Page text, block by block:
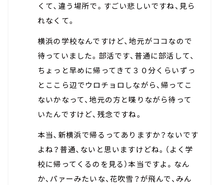
くて、違う場所で。すごい悲しいですね、見ら
れなくて。
横浜の学校なんですけど、地元がココなので
待っていました。部活です、普通に部活して、
ちょっと早めに帰ってきて３０分くらいずっ
とここら辺でウロチョロしながら、帰ってこ
ないかなって、地元の方と喋りながら待って
いたんですけど、残念ですね。
本当、新横浜で帰るってありますか？ないです
よね？普通、ないと思いますけどね。（よく学
校に帰ってくるのを見る）本当ですよ。なん
か、パァーみたいな、花吹雪？が飛んで、みん